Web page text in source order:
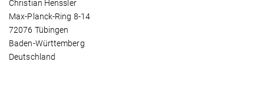
Christian Henssler
Max-Planck-Ring 8-14
72076 Tübingen
Baden-Württemberg
Deutschland